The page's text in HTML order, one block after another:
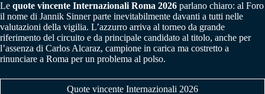
Le quote vincente Internazionali Roma 2026 parlano chiaro: al Foro
il nome di Jannik Sinner parte inevitabilmente davanti a tutti nelle
valutazioni della vigilia. L’azzurro arriva al torneo da grande
riferimento del circuito e da principale candidato al titolo, anche per
l’assenza di Carlos Alcaraz, campione in carica ma costretto a
rinunciare a Roma per un problema al polso.
Quote vincente Internazionali 2026